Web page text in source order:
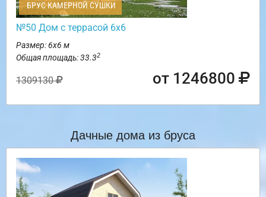
БРУС КАМЕРНОЙ СУШКИ
№50 Дом с террасой 6х6
Размер: 6х6 м
Общая площадь: 33.32
1309130 от 1246800
Дачные дома из бруса